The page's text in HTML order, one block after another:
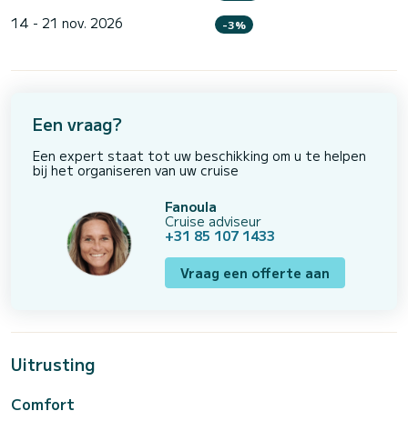
14 - 21 nov. 2026 -3%
Een vraag?
Een expert staat tot uw beschikking om u te helpen
bij het organiseren van uw cruise
Fanoula
Cruise adviseur
+31 85 107 1433
Vraag een offerte aan
Uitrusting
Comfort